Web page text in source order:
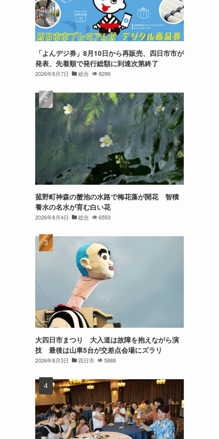
「よんデジ券」8月10日から再販売、四日市市が
発表、先着順で発行総額に到達次第終了
2026年8月7日 総合 8299
菰野町神森の蟹池の水路で梅花藻が開花 智積
養水の名水が育む白い花
2026年8月4日 総合 6553
大四日市まつり 大入道は故障を抱えながら演
技 最後は山車5台が交差点会場にズラリ
2026年8月3日 四日市 5888